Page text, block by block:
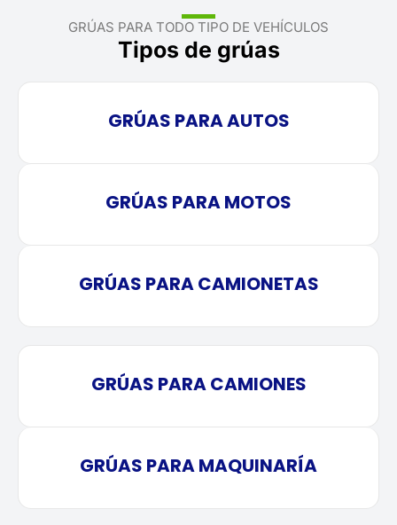
GRÚAS PARA TODO TIPO DE VEHÍCULOS
Tipos de grúas
GRÚAS PARA AUTOS
GRÚAS PARA MOTOS
GRÚAS PARA CAMIONETAS
GRÚAS PARA CAMIONES
GRÚAS PARA MAQUINARÍA